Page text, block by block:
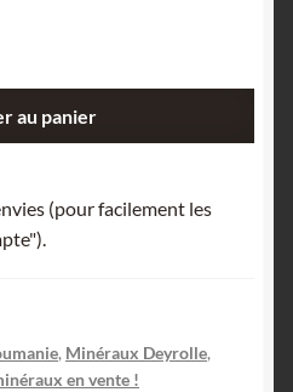
au panier
(pour facilement les
, Minéraux Deyrolle,
en vente !